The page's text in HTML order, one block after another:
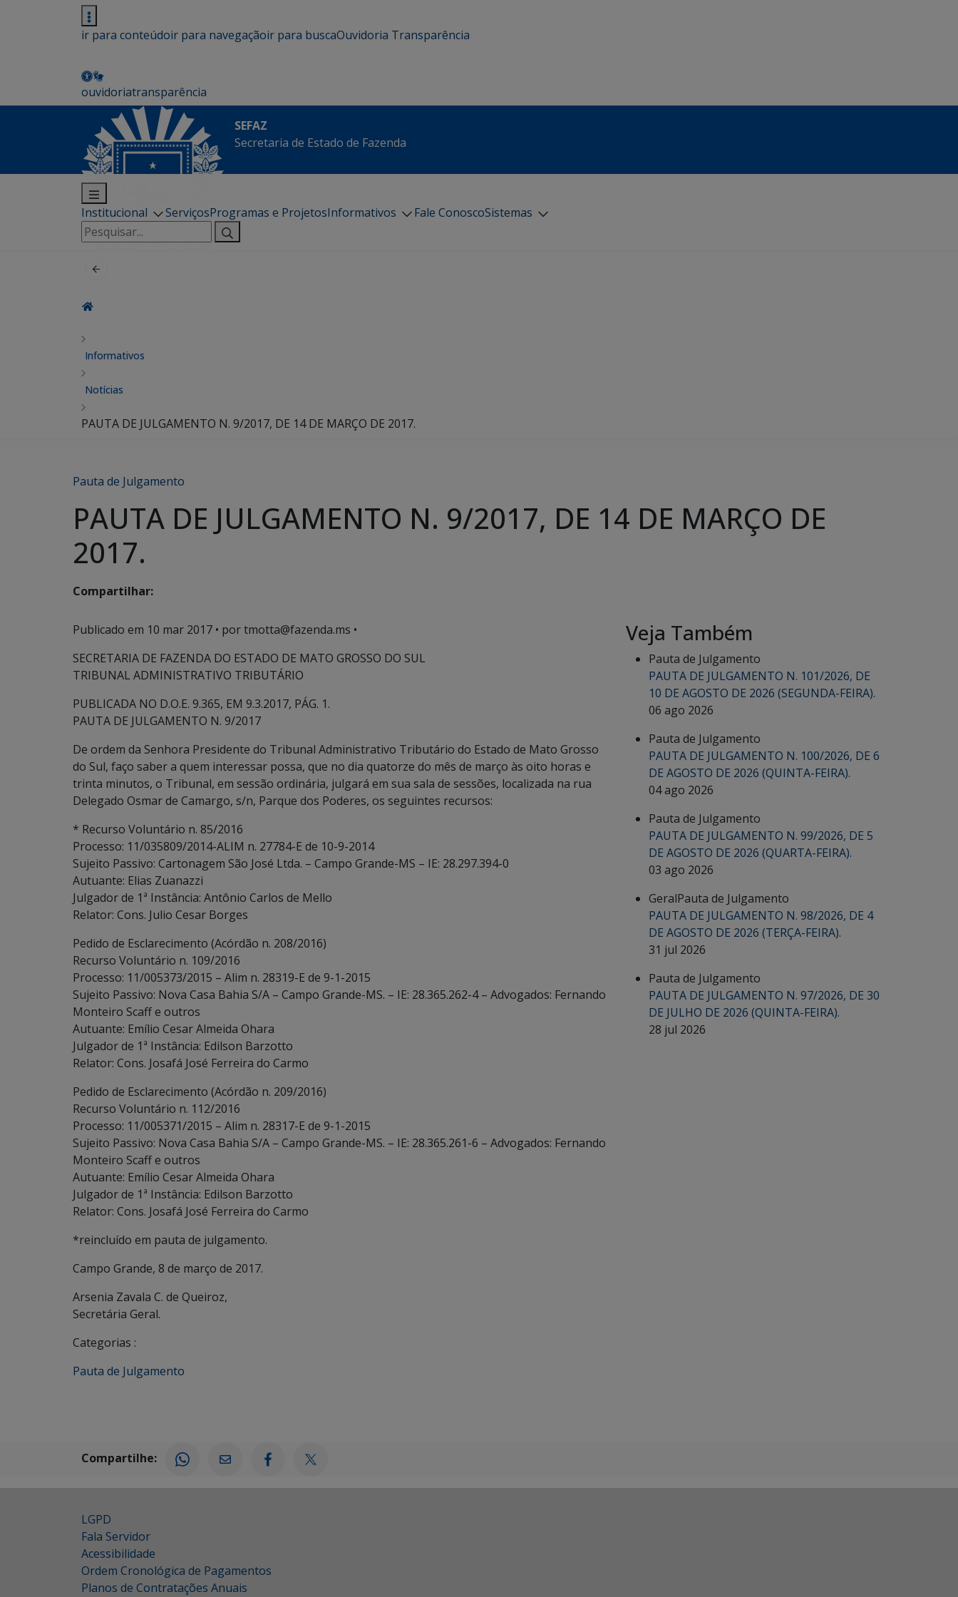
ir para conteúdoir para navegaçãoir para buscaOuvidoria Transparência
ouvidoriatransparência
SEFAZ
Secretaria de Estado de Fazenda
Institucional ServiçosProgramas e ProjetosInformativos Fale ConoscoSistemas
Pesquisar
por:
Informativos
Notícias
PAUTA DE JULGAMENTO N. 9/2017, DE 14 DE MARÇO DE 2017.
Pauta de Julgamento
PAUTA DE JULGAMENTO N. 9/2017, DE 14 DE MARÇO DE
2017.
Compartilhar:
Publicado em 10 mar 2017 • por tmotta@fazenda.ms •
SECRETARIA DE FAZENDA DO ESTADO DE MATO GROSSO DO SUL
TRIBUNAL ADMINISTRATIVO TRIBUTÁRIO
PUBLICADA NO D.O.E. 9.365, EM 9.3.2017, PÁG. 1.
PAUTA DE JULGAMENTO N. 9/2017
De ordem da Senhora Presidente do Tribunal Administrativo Tributário do Estado de Mato Grosso
do Sul, faço saber a quem interessar possa, que no dia quatorze do mês de março às oito horas e
trinta minutos, o Tribunal, em sessão ordinária, julgará em sua sala de sessões, localizada na rua
Delegado Osmar de Camargo, s/n, Parque dos Poderes, os seguintes recursos:
* Recurso Voluntário n. 85/2016
Processo: 11/035809/2014-ALIM n. 27784-E de 10-9-2014
Sujeito Passivo: Cartonagem São José Ltda. – Campo Grande-MS – IE: 28.297.394-0
Autuante: Elias Zuanazzi
Julgador de 1ª Instância: Antônio Carlos de Mello
Relator: Cons. Julio Cesar Borges
Pedido de Esclarecimento (Acórdão n. 208/2016)
Recurso Voluntário n. 109/2016
Processo: 11/005373/2015 – Alim n. 28319-E de 9-1-2015
Sujeito Passivo: Nova Casa Bahia S/A – Campo Grande-MS. – IE: 28.365.262-4 – Advogados: Fernando
Monteiro Scaff e outros
Autuante: Emílio Cesar Almeida Ohara
Julgador de 1ª Instância: Edilson Barzotto
Relator: Cons. Josafá José Ferreira do Carmo
Pedido de Esclarecimento (Acórdão n. 209/2016)
Recurso Voluntário n. 112/2016
Processo: 11/005371/2015 – Alim n. 28317-E de 9-1-2015
Sujeito Passivo: Nova Casa Bahia S/A – Campo Grande-MS. – IE: 28.365.261-6 – Advogados: Fernando
Monteiro Scaff e outros
Autuante: Emílio Cesar Almeida Ohara
Julgador de 1ª Instância: Edilson Barzotto
Relator: Cons. Josafá José Ferreira do Carmo
*reincluído em pauta de julgamento.
Campo Grande, 8 de março de 2017.
Arsenia Zavala C. de Queiroz,
Secretária Geral.
Categorias :
Pauta de Julgamento
Veja Também
Pauta de Julgamento
PAUTA DE JULGAMENTO N. 101/2026, DE
10 DE AGOSTO DE 2026 (SEGUNDA-FEIRA).
06 ago 2026
Pauta de Julgamento
PAUTA DE JULGAMENTO N. 100/2026, DE 6
DE AGOSTO DE 2026 (QUINTA-FEIRA).
04 ago 2026
Pauta de Julgamento
PAUTA DE JULGAMENTO N. 99/2026, DE 5
DE AGOSTO DE 2026 (QUARTA-FEIRA).
03 ago 2026
GeralPauta de Julgamento
PAUTA DE JULGAMENTO N. 98/2026, DE 4
DE AGOSTO DE 2026 (TERÇA-FEIRA).
31 jul 2026
Pauta de Julgamento
PAUTA DE JULGAMENTO N. 97/2026, DE 30
DE JULHO DE 2026 (QUINTA-FEIRA).
28 jul 2026
Compartilhe:
LGPD
Fala Servidor
Acessibilidade
Ordem Cronológica de Pagamentos
Planos de Contratações Anuais